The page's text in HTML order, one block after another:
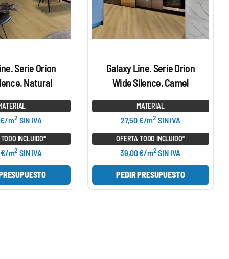
Serie Orion
Natural
€/m2 SIN IVA
INCLUIDO*
€/m2 SIN IVA
Galaxy Line. Serie Orion
Wide Silence. Camel
MATERIAL
27,50 €/m2 SIN IVA
OFERTA TODO INCLUIDO*
39,00 €/m2SIN IVA
PEDIR PRESUPUESTO